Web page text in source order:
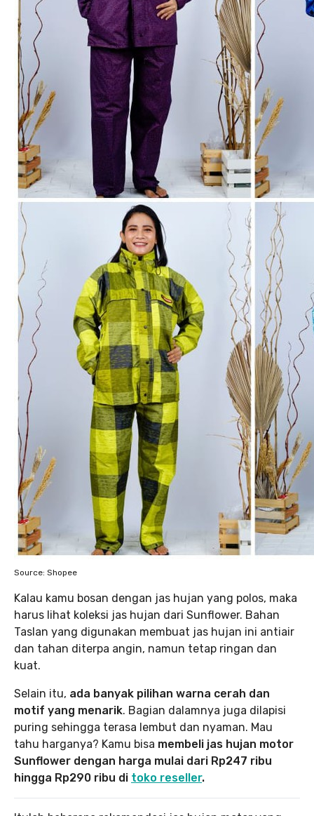
Source: Shopee
Kalau kamu bosan dengan jas hujan yang polos, maka
harus lihat koleksi jas hujan dari Sunflower. Bahan
Taslan yang digunakan membuat jas hujan ini antiair
dan tahan diterpa angin, namun tetap ringan dan
kuat.
Selain itu, ada banyak pilihan warna cerah dan
motif yang menarik. Bagian dalamnya juga dilapisi
puring sehingga terasa lembut dan nyaman. Mau
tahu harganya? Kamu bisa membeli jas hujan motor
Sunflower dengan harga mulai dari Rp247 ribu
hingga Rp290 ribu di toko reseller.